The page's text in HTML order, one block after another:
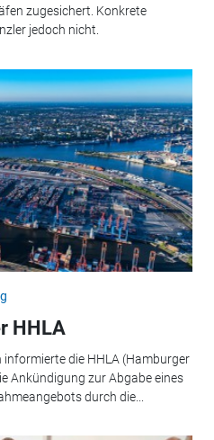
zugesichert. Konkrete
jedoch nicht.
HHLA
die HHLA (Hamburger
Ankündigung zur Abgabe eines
durch die...